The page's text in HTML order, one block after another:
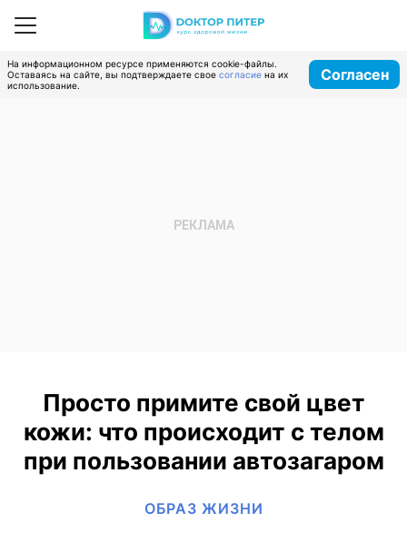
На информационном ресурсе применяются cookie-файлы.
Оставаясь на сайте, вы подтверждаете свое согласие на их
использование.
Согласен
Просто примите свой цвет
кожи: что происходит с телом
при пользовании автозагаром
ОБРАЗ ЖИЗНИ